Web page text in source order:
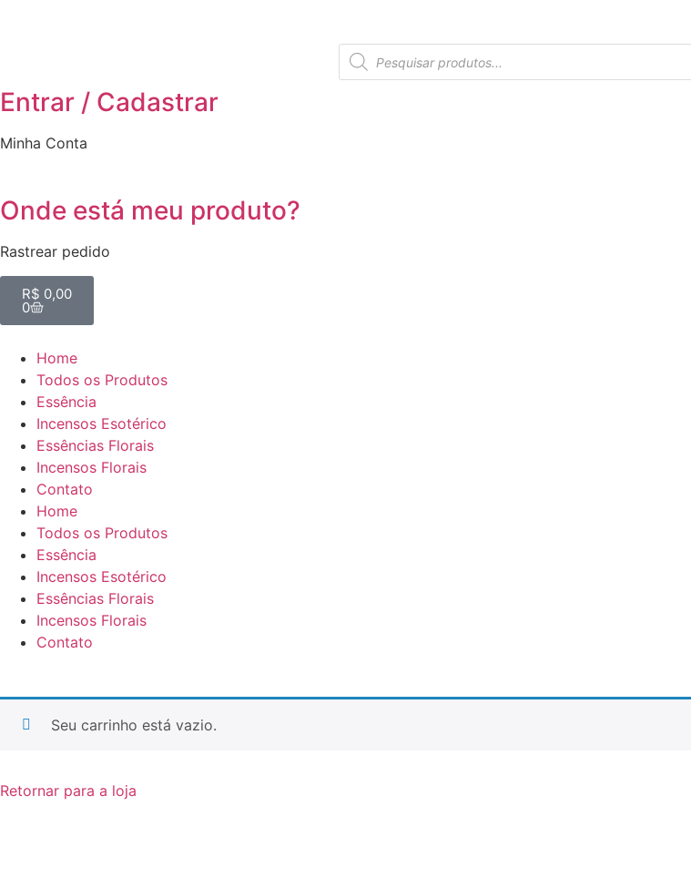
Entrar / Cadastrar
Minha Conta
Onde está meu produto?
Rastrear pedido
R$ 0,00
0
Home
Todos os Produtos
Essência
Incensos Esotérico
Essências Florais
Incensos Florais
Contato
Home
Todos os Produtos
Essência
Incensos Esotérico
Essências Florais
Incensos Florais
Contato
Seu carrinho está vazio.
Retornar para a loja